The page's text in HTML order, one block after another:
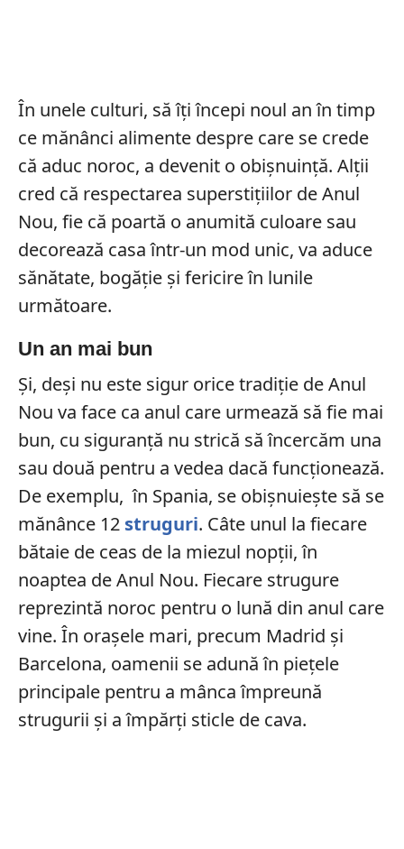
În unele culturi, să îți începi noul an în timp
ce mănânci alimente despre care se crede
că aduc noroc, a devenit o obișnuință. Alții
cred că respectarea superstițiilor de Anul
Nou, fie că poartă o anumită culoare sau
decorează casa într-un mod unic, va aduce
sănătate, bogăție și fericire în lunile
următoare.
Un an mai bun
Și, deși nu este sigur orice tradiție de Anul
Nou va face ca anul care urmează să fie mai
bun, cu siguranță nu strică să încercăm una
sau două pentru a vedea dacă funcționează.
De exemplu, în Spania, se obișnuiește să se
mănânce 12 struguri. Câte unul la fiecare
bătaie de ceas de la miezul nopții, în
noaptea de Anul Nou. Fiecare strugure
reprezintă noroc pentru o lună din anul care
vine. În orașele mari, precum Madrid și
Barcelona, oamenii se adună în piețele
principale pentru a mânca împreună
strugurii și a împărți sticle de cava.